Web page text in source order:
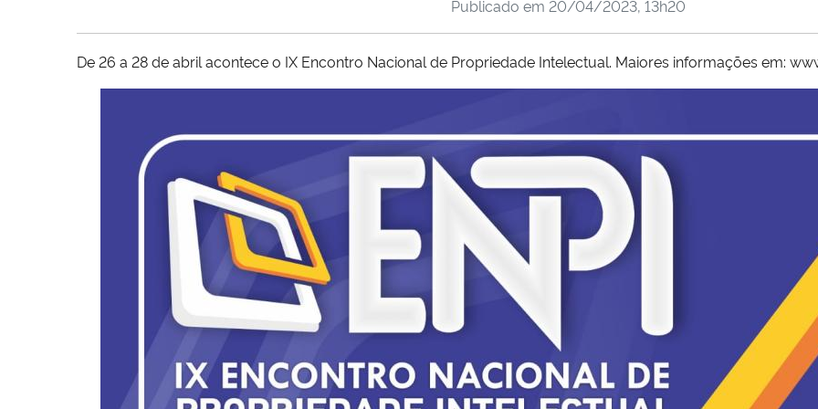
Publicado em 20/04/2023, 13h20
De 26 a 28 de abril acontece o IX Encontro Nacional de Propriedade Intelectual. Maiores informações em: